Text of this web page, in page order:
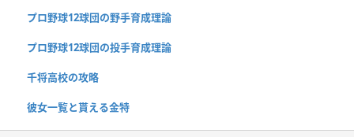
プロ野球12球団の野手育成理論
プロ野球12球団の投手育成理論
千将高校の攻略
彼女一覧と貰える金特